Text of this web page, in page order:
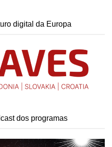
digital da Europa
dos programas